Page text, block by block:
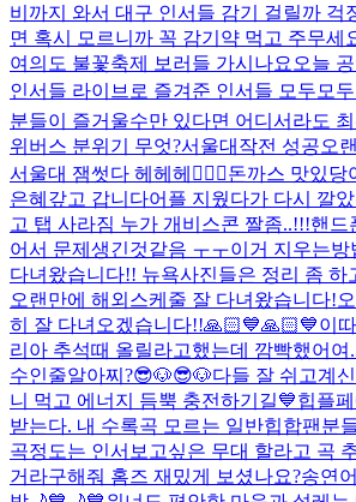
비까지 와서 대구 인서들 감기 걸릴까 걱
면 혹시 모르니까 꼭 감기약 먹고 주무세
여의도 불꽃축제 보러들 가시나요 오늘
인서들 라이브로 즐겨준 인서들 모두모
분들이 즐거울수만 있다면 어디서라도
위버스 분위기 무엇?서울대작전 성공오
서울대 잼썻다 헤헤헤👍🏻 😭돈까스 맛있당
은혜갚고 갑니다어플 지웠다가 다시 깔
고 탭 사라짐 누가 개비스콘 짤좀..!!!핸드
어서 문제생긴것같음 ㅜㅜ이거 지우는
다녀왔습니다!! 뉴욕사진들은 정리 좀 하
오랜만에 해외스케줄 잘 다녀왔습니다!
히 잘 다녀오겠습니다!!🙏🏻💙🙏🏻💙이
리 아 추석때 올릴라고했는데 깜빡했어
수인줄알아찌?😎🐶😎🐶다들 잘 쉬고계
니 먹고 에너지 듬뿍 충전하기길💙힙플
받는다. 내 수록곡 모르는 일반힙합팬분
곡정도는 인서보고싶은 무대 할라고 곡
거라구해줘 홈즈 재밌게 보셨나요?송연